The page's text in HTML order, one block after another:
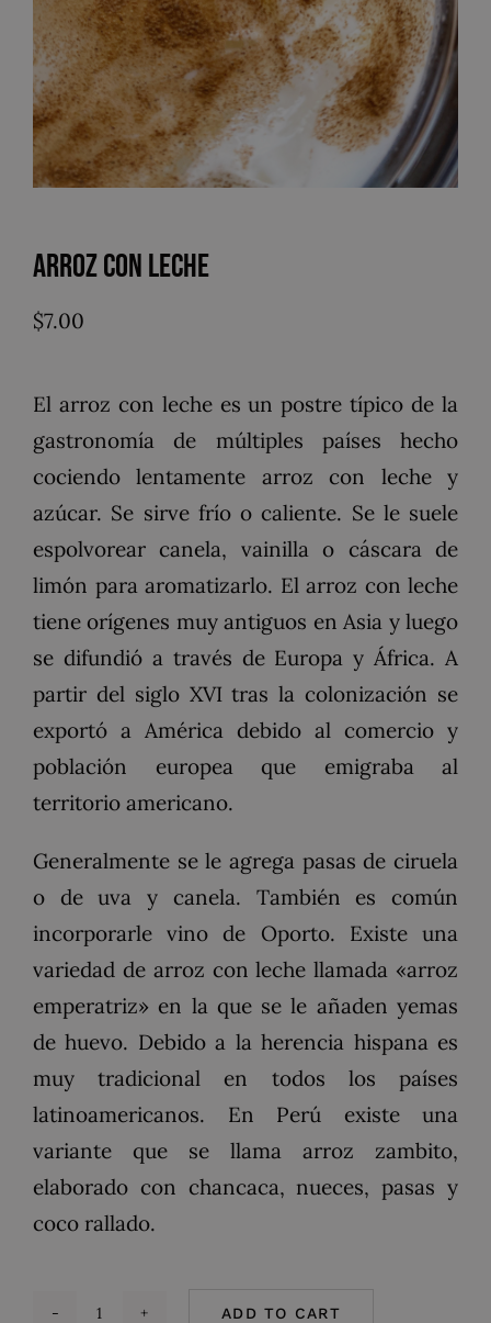
Arroz con Leche
$7.00
El arroz con leche es un postre típico de la
gastronomía de múltiples países hecho
cociendo lentamente arroz con leche y
azúcar. Se sirve frío o caliente. Se le suele
espolvorear canela, vainilla o cáscara de
limón para aromatizarlo. El arroz con leche
tiene orígenes muy antiguos en Asia y luego
se difundió a través de Europa y África. A
partir del siglo XVI tras la colonización se
exportó a América debido al comercio y
población europea que emigraba al
territorio americano.
Generalmente se le agrega pasas de ciruela
o de uva y canela. También es común
incorporarle vino de Oporto. Existe una
variedad de arroz con leche llamada «arroz
emperatriz» en la que se le añaden yemas
de huevo. Debido a la herencia hispana es
muy tradicional en todos los países
latinoamericanos. En Perú existe una
variante que se llama arroz zambito,
elaborado con chancaca, nueces, pasas y
coco rallado.
ADD TO CART